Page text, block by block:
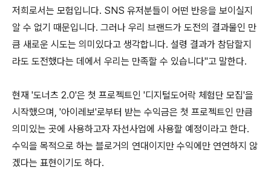
저희로서는 모험입니다. SNS 유저분들이 어떤 반응을 보이실지
알 수 없기 때문입니다. 그러나 우리 브랜드가 도전의 결과물인 만
큼 새로운 시도는 의미있다고 생각합니다. 설령 결과가 참담할지
라도 도전했다는 데에서 우리는 만족할 수 있습니다"고 말한다.
현재 '도너츠 2.0'은 첫 프로젝트인 '디지털도어락 체험단 모집'을
시작했으며, '아이레보'로부터 받는 수익금은 첫 프로젝트인 만큼
의미있는 곳에 사용하고자 자선사업에 사용할 예정이라고 한다.
수익을 목적으로 하는 블로거의 연대이지만 수익에만 연연하지 않
겠다는 표현이기도 하다.